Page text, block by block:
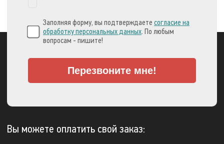
Заполняя форму, вы подтверждаете согласие на
обработку персональных данных. По любым
вопросам - пишите!
Перезвоните мне!
Вы можете оплатить свой заказ: